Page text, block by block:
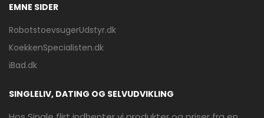
EMNE SIDER
RobotstoevsugerUdstyr.dk
KoekkenSpecialisten.dk
iBad.dk
SINGLELIV, DATING OG SELVUDVIKLING